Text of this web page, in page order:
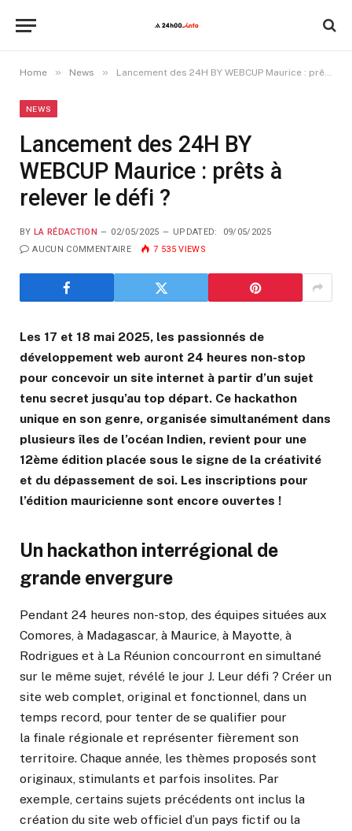
Home » News » Lancement des 24H BY WEBCUP Maurice : prêts à relever le défi ?
NEWS
Lancement des 24H BY
WEBCUP Maurice : prêts à
relever le défi ?
BY LA RÉDACTION 02/05/2025 UPDATED:
09/05/2025
AUCUN COMMENTAIRE
7 535VIEWS
Les 17 et 18 mai 2025, les passionnés de
développement web auront 24 heures non-stop
pour concevoir un site internet à partir d’un sujet
tenu secret jusqu’au top départ. Ce hackathon
unique en son genre, organisée simultanément dans
plusieurs îles de l’océan Indien, revient pour une
12ème édition placée sous le signe de la créativité
et du dépassement de soi. Les inscriptions pour
l’édition mauricienne sont encore ouvertes !
Un hackathon interrégional de
grande envergure
Pendant 24 heures non-stop, des équipes situées aux
Comores, à Madagascar, à Maurice, à Mayotte, à
Rodrigues et à La Réunion concourront en simultané
sur le même sujet, révélé le jour J. Leur défi ? Créer un
site web complet, original et fonctionnel, dans un
temps record, pour tenter de se qualifier pour
la finale régionale et représenter fièrement son
territoire. Chaque année, les thèmes proposés sont
originaux, stimulants et parfois insolites. Par
exemple, certains sujets précédents ont inclus la
création du site web officiel d’un pays fictif ou la